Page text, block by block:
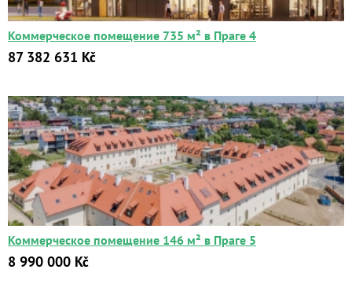
Коммерческое помещение 735 м² в Праге 4
87 382 631 Kč
Коммерческое помещение 146 м² в Праге 5
8 990 000 Kč